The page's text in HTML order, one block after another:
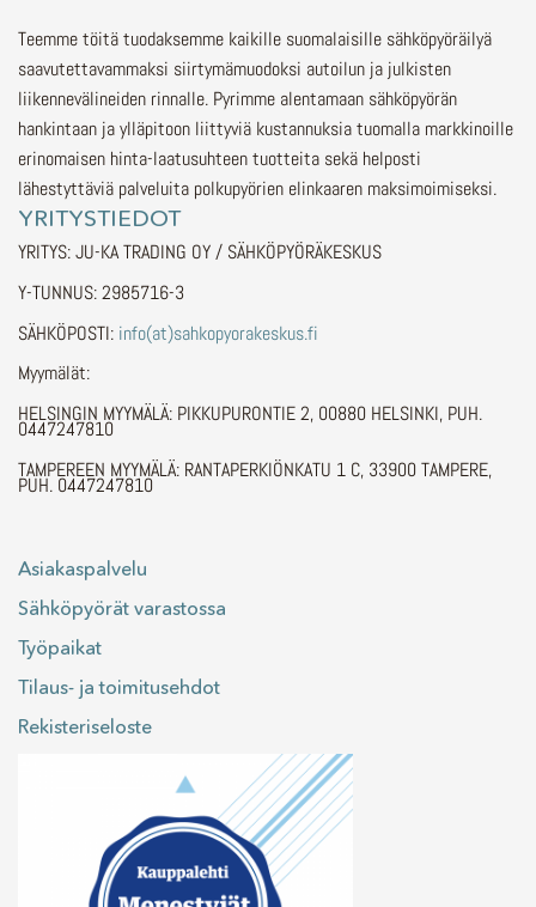
Teemme töitä tuodaksemme kaikille suomalaisille sähköpyöräilyä
saavutettavammaksi siirtymämuodoksi autoilun ja julkisten
liikennevälineiden rinnalle. Pyrimme alentamaan sähköpyörän
hankintaan ja ylläpitoon liittyviä kustannuksia tuomalla markkinoille
erinomaisen hinta-laatusuhteen tuotteita sekä helposti
lähestyttäviä palveluita polkupyörien elinkaaren maksimoimiseksi.
YRITYSTIEDOT
YRITYS: JU-KA TRADING OY / SÄHKÖPYÖRÄKESKUS
Y-TUNNUS: 2985716-3
SÄHKÖPOSTI: info(at)sahkopyorakeskus.fi
Myymälät:
HELSINGIN MYYMÄLÄ: PIKKUPURONTIE 2, 00880 HELSINKI, PUH.
0447247810
TAMPEREEN MYYMÄLÄ: RANTAPERKIÖNKATU 1 C, 33900 TAMPERE,
PUH. 0447247810
Asiakaspalvelu
Sähköpyörät varastossa
Työpaikat
Tilaus- ja toimitusehdot
Rekisteriseloste